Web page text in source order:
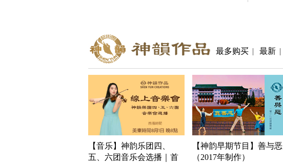
最多购买 | 最新 |
【音乐】神韵乐团四、
五、六团音乐会选播｜首
【神韵早期节目】善与恶
（2017年制作）